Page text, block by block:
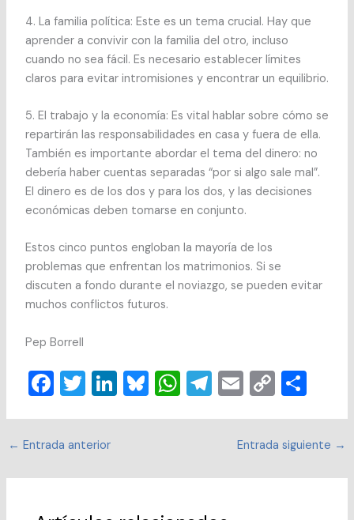
4.⁠ ⁠La familia política: Este es un tema crucial. Hay que
aprender a convivir con la familia del otro, incluso
cuando no sea fácil. Es necesario establecer límites
claros para evitar intromisiones y encontrar un equilibrio.
5.⁠ ⁠El trabajo y la economía: Es vital hablar sobre cómo se
repartirán las responsabilidades en casa y fuera de ella.
También es importante abordar el tema del dinero: no
debería haber cuentas separadas “por si algo sale mal”.
El dinero es de los dos y para los dos, y las decisiones
económicas deben tomarse en conjunto.
Estos cinco puntos engloban la mayoría de los
problemas que enfrentan los matrimonios. Si se
discuten a fondo durante el noviazgo, se pueden evitar
muchos conflictos futuros.
Pep Borrell
F
c
e
b
o
T
tt
er
Li
dI
Bl
y
W
A
T
a
E
ai
l
C
p
y
Li
C
m
p
ar
← Entrada anterior Entrada siguiente →